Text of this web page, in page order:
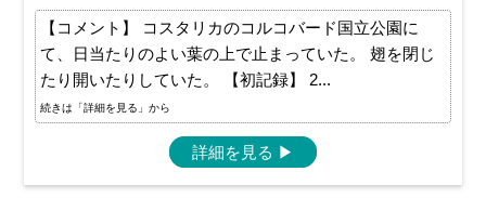
【コメント】 コスタリカのコルコバード国立公園に
て、日当たりのよい葉の上で止まっていた。 翅を閉じ
たり開いたりしていた。 【初記録】 2...
続きは「詳細を見る」から
詳細を見る ▶